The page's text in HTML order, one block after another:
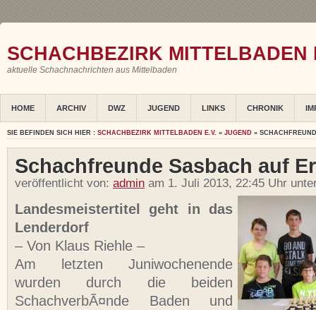
SCHACHBEZIRK MITTELBADEN
aktuelle Schachnachrichten aus Mittelbaden
HOME ARCHIV DWZ JUGEND LINKS CHRONIK
SIE BEFINDEN SICH HIER : SCHACHBEZIRK MITTELBADEN E.V. » JUGEND »
Schachfreunde Sasbach auf
veröffentlicht von: admin am 1. Juli 2013, 22:45 Uhr
Landesmeistertitel geht in das
Lenderdorf
– Von Klaus Riehle –
Am letzten Juniwochenende
wurden durch die beiden
SchachverbÃ¤nde Baden und